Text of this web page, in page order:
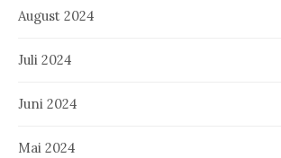
August 2024
Juli 2024
Juni 2024
Mai 2024